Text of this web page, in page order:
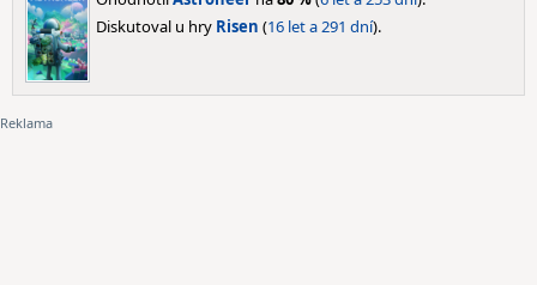
Diskutoval u hry Risen (16 let a 291 dní).